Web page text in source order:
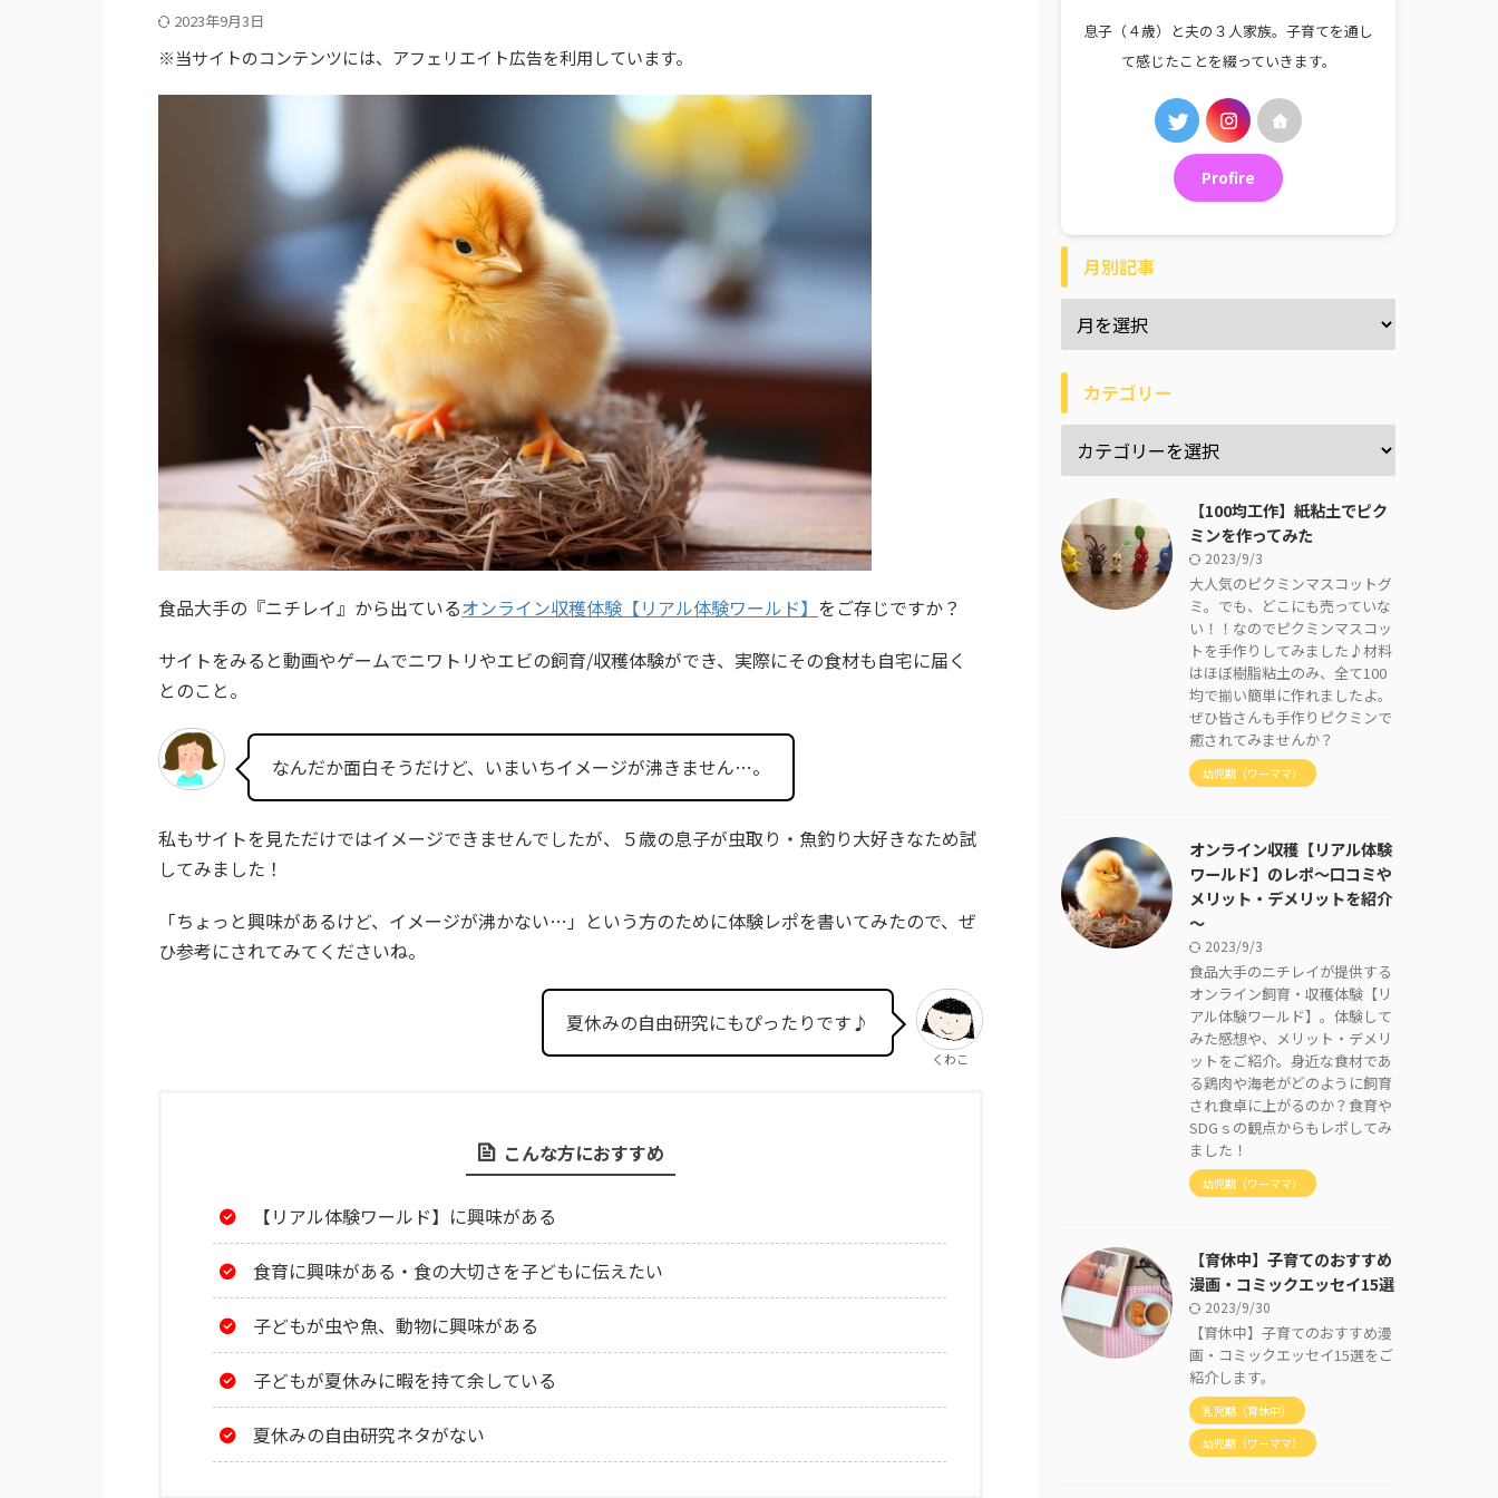
2023年9月3日
※当サイトのコンテンツには、アフェリエイト広告を利用しています。
食品大手の『ニチレイ』から出ているオンライン収穫体験【リアル体験ワールド】 をご存じですか？
サイトをみると動画やゲームでニワトリやエビの飼育/収穫体験ができ、実際にその食材も自宅に届く
とのこと。
なんだか面白そうだけど、いまいちイメージが沸きません…。
私もサイトを見ただけではイメージできませんでしたが、５歳の息子が虫取り・魚釣り大好きなため試
してみました！
「ちょっと興味があるけど、イメージが沸かない…」という方のために体験レポを書いてみたので、ぜ
ひ参考にされてみてくださいね。
夏休みの自由研究にもぴったりです♪
くわこ
こんな方におすすめ
【リアル体験ワールド】に興味がある
食育に興味がある・食の大切さを子どもに伝えたい
子どもが虫や魚、動物に興味がある
子どもが夏休みに暇を持て余している
夏休みの自由研究ネタがない
息子（４歳）と夫の３人家族。子育てを通し
て感じたことを綴っていきます。
Profire
月別記事
カテゴリー
【100均工作】紙粘土でピク
ミンを作ってみた
2023/9/3
大人気のピクミンマスコットグ
ミ。でも、どこにも売っていな
い！！なのでピクミンマスコッ
トを手作りしてみました♪材料
はほぼ樹脂粘土のみ、全て100
均で揃い簡単に作れましたよ。
ぜひ皆さんも手作りピクミンで
癒されてみませんか？
幼児期（ワーママ）
オンライン収穫【リアル体験
ワールド】のレポ～口コミや
メリット・デメリットを紹介
～
2023/9/3
食品大手のニチレイが提供する
オンライン飼育・収穫体験【リ
アル体験ワールド】。体験して
みた感想や、メリット・デメリ
ットをご紹介。身近な食材であ
る鶏肉や海老がどのように飼育
され食卓に上がるのか？食育や
SDGｓの観点からもレポしてみ
ました！
幼児期（ワーママ）
【育休中】子育てのおすすめ
漫画・コミックエッセイ15選
2023/9/30
【育休中】子育てのおすすめ漫
画・コミックエッセイ15選をご
紹介します。
乳児期（育休中）
幼児期（ワーママ）